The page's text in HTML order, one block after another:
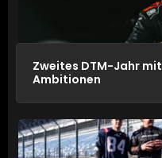
Zweites DTM-Jahr
Ambitionen